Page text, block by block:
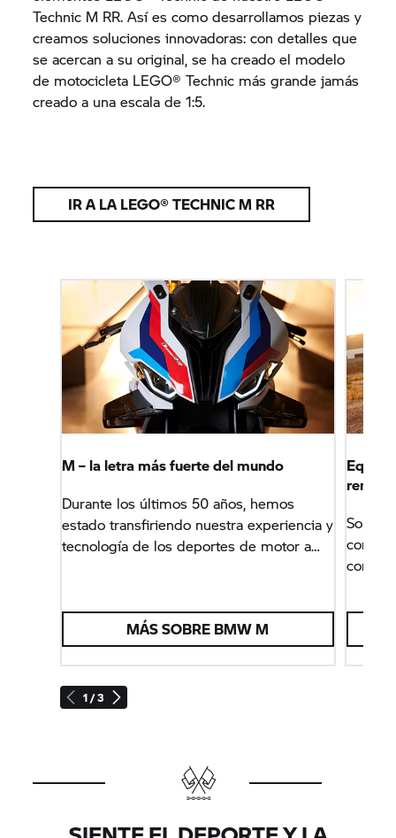
Technic M RR. Así es como desarrollamos piezas y
creamos soluciones innovadoras: con detalles que
se acercan a su original, se ha creado el modelo
de motocicleta LEGO® Technic más grande jamás
creado a una escala de 1:5.
IR A LA LEGO® TECHNIC M RR
1 / 3
M – la letra más fuerte del mundo
Durante los últimos 50 años, hemos
estado transfiriendo nuestra experiencia y
tecnología de los deportes de motor a
rendimiento en todo el mundo.
MÁS SOBRE BMW M